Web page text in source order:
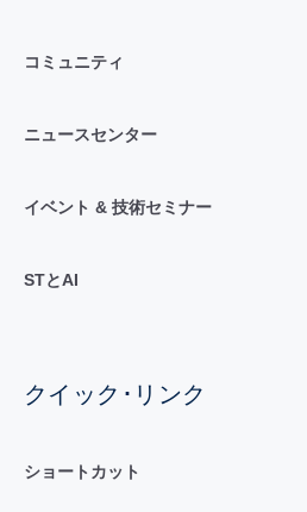
コミュニティ
ニュースセンター
イベント & 技術セミナー
STとAI
クイック･リンク
ショートカット